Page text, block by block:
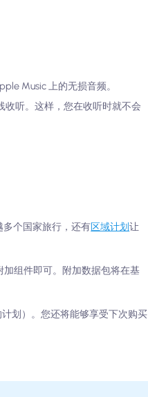
Music 上的无损音频。
收听。这样，您在收听时就不会
多个国家旅行，还有区域计划让
组件即可。附加数据包将在基
划）。您还将能够享受下次购买